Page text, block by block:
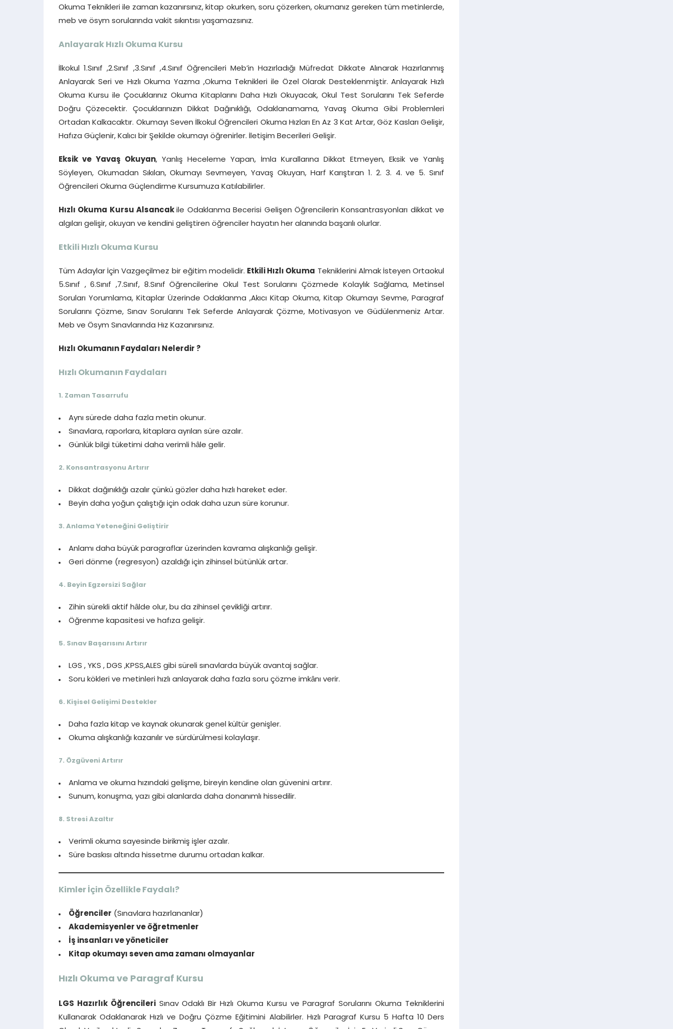
Okuma Teknikleri ile zaman kazanırsınız, kitap okurken, soru çözerken, okumanız gereken tüm metinlerde,
meb ve ösym sorularında vakit sıkıntısı yaşamazsınız.
Anlayarak Hızlı Okuma Kursu
İlkokul 1.Sınıf ,2.Sınıf ,3.Sınıf ,4.Sınıf Öğrencileri Meb’in Hazırladığı Müfredat Dikkate Alınarak Hazırlanmış
Anlayarak Seri ve Hızlı Okuma Yazma ,Okuma Teknikleri ile Özel Olarak Desteklenmiştir. Anlayarak Hızlı
Okuma Kursu ile Çocuklarınız Okuma Kitaplarını Daha Hızlı Okuyacak, Okul Test Sorularını Tek Seferde
Doğru Çözecektir. Çocuklarınızın Dikkat Dağınıklığı, Odaklanamama, Yavaş Okuma Gibi Problemleri
Ortadan Kalkacaktır. Okumayı Seven İlkokul Öğrencileri Okuma Hızları En Az 3 Kat Artar, Göz Kasları Gelişir,
Hafıza Güçlenir, Kalıcı bir Şekilde okumayı öğrenirler. İletişim Becerileri Gelişir.
Eksik ve Yavaş Okuyan, Yanlış Heceleme Yapan, İmla Kurallarına Dikkat Etmeyen, Eksik ve Yanlış
Söyleyen, Okumadan Sıkılan, Okumayı Sevmeyen, Yavaş Okuyan, Harf Karıştıran 1. 2. 3. 4. ve 5. Sınıf
Öğrencileri Okuma Güçlendirme Kursumuza Katılabilirler.
Hızlı Okuma Kursu Alsancakile Odaklanma Becerisi Gelişen Öğrencilerin Konsantrasyonları dikkat ve
algıları gelişir, okuyan ve kendini geliştiren öğrenciler hayatın her alanında başarılı olurlar.
Etkili Hızlı Okuma Kursu
Tüm Adaylar İçin Vazgeçilmez bir eğitim modelidir. Etkili Hızlı Okuma Tekniklerini Almak İsteyen Ortaokul
5.Sınıf , 6.Sınıf ,7.Sınıf, 8.Sınıf Öğrencilerine Okul Test Sorularını Çözmede Kolaylık Sağlama, Metinsel
Soruları Yorumlama, Kitaplar Üzerinde Odaklanma ,Akıcı Kitap Okuma, Kitap Okumayı Sevme, Paragraf
Sorularını Çözme, Sınav Sorularını Tek Seferde Anlayarak Çözme, Motivasyon ve Güdülenmeniz Artar.
Meb ve Ösym Sınavlarında Hız Kazanırsınız.
Hızlı Okumanın Faydaları Nelerdir ?
Hızlı Okumanın Faydaları
1. Zaman Tasarrufu
Aynı sürede daha fazla metin okunur.
Sınavlara, raporlara, kitaplara ayrılan süre azalır.
Günlük bilgi tüketimi daha verimli hâle gelir.
2. Konsantrasyonu Artırır
Dikkat dağınıklığı azalır çünkü gözler daha hızlı hareket eder.
Beyin daha yoğun çalıştığı için odak daha uzun süre korunur.
3. Anlama Yeteneğini Geliştirir
Anlamı daha büyük paragraflar üzerinden kavrama alışkanlığı gelişir.
Geri dönme (regresyon) azaldığı için zihinsel bütünlük artar.
4. Beyin Egzersizi Sağlar
Zihin sürekli aktif hâlde olur, bu da zihinsel çevikliği artırır.
Öğrenme kapasitesi ve hafıza gelişir.
5. Sınav Başarısını Artırır
LGS , YKS , DGS ,KPSS,ALES gibi süreli sınavlarda büyük avantaj sağlar.
Soru kökleri ve metinleri hızlı anlayarak daha fazla soru çözme imkânı verir.
6. Kişisel Gelişimi Destekler
Daha fazla kitap ve kaynak okunarak genel kültür genişler.
Okuma alışkanlığı kazanılır ve sürdürülmesi kolaylaşır.
7. Özgüveni Artırır
Anlama ve okuma hızındaki gelişme, bireyin kendine olan güvenini artırır.
Sunum, konuşma, yazı gibi alanlarda daha donanımlı hissedilir.
8. Stresi Azaltır
Verimli okuma sayesinde birikmiş işler azalır.
Süre baskısı altında hissetme durumu ortadan kalkar.
Kimler İçin Özellikle Faydalı?
Öğrenciler (Sınavlara hazırlananlar)
Akademisyenler ve öğretmenler
İş insanları ve yöneticiler
Kitap okumayı seven ama zamanı olmayanlar
Hızlı Okuma ve Paragraf Kursu
LGS Hazırlık ÖğrencileriSınav Odaklı Bir Hızlı Okuma Kursu ve Paragraf Sorularını Okuma Tekniklerini
Kullanarak Odaklanarak Hızlı ve Doğru Çözme Eğitimini Alabilirler. Hızlı Paragraf Kursu 5 Hafta 10 Ders